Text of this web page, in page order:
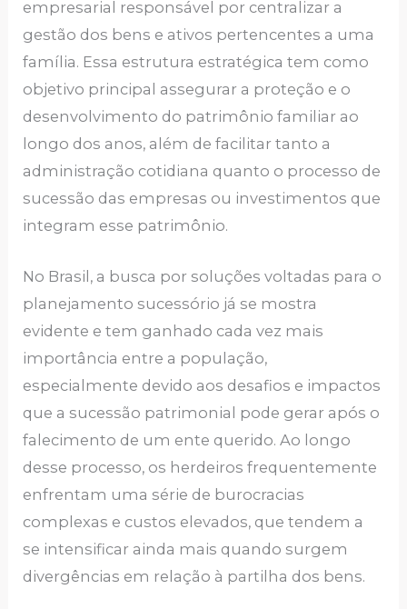
empresarial responsável por centralizar a
gestão dos bens e ativos pertencentes a uma
família. Essa estrutura estratégica tem como
objetivo principal assegurar a proteção e o
desenvolvimento do patrimônio familiar ao
longo dos anos, além de facilitar tanto a
administração cotidiana quanto o processo de
sucessão das empresas ou investimentos que
integram esse patrimônio.
No Brasil, a busca por soluções voltadas para o
planejamento sucessório já se mostra
evidente e tem ganhado cada vez mais
importância entre a população,
especialmente devido aos desafios e impactos
que a sucessão patrimonial pode gerar após o
falecimento de um ente querido. Ao longo
desse processo, os herdeiros frequentemente
enfrentam uma série de burocracias
complexas e custos elevados, que tendem a
se intensificar ainda mais quando surgem
divergências em relação à partilha dos bens.